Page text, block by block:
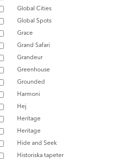
Global Cities
Global Spots
Grace
Grand Safari
Grandeur
Greenhouse
Grounded
Harmoni
Hej
Heritage
Heritage
Hide and Seek
Historiska tapeter